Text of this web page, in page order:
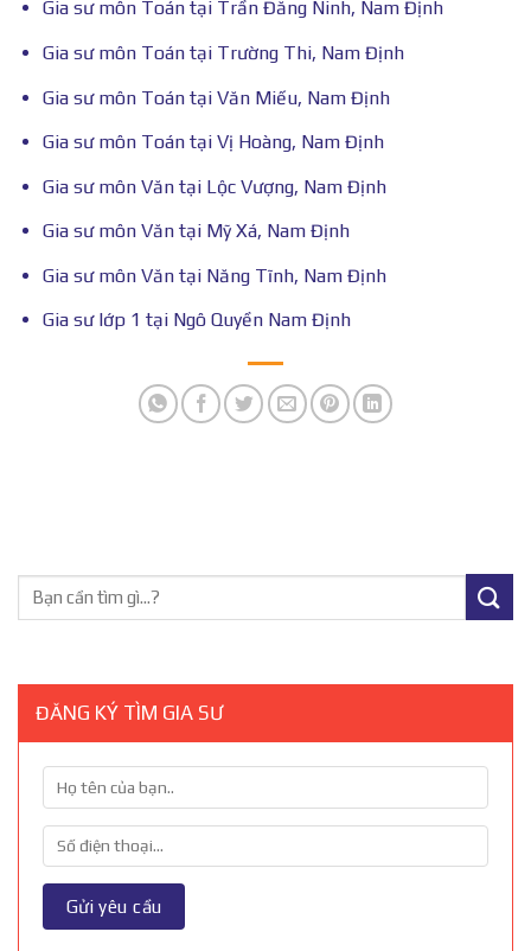
Gia sư môn Toán tại Trần Đăng Ninh, Nam Định
Gia sư môn Toán tại Trường Thi, Nam Định
Gia sư môn Toán tại Văn Miếu, Nam Định
Gia sư môn Toán tại Vị Hoàng, Nam Định
Gia sư môn Văn tại Lộc Vượng, Nam Định
Gia sư môn Văn tại Mỹ Xá, Nam Định
Gia sư môn Văn tại Năng Tĩnh, Nam Định
Gia sư lớp 1 tại Ngô Quyền Nam Định
ĐĂNG KÝ TÌM GIA SƯ